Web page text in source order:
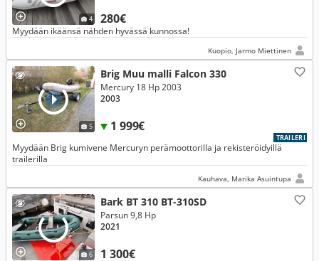
4 280€
Myydään ikäänsä nähden hyvässä kunnossa!
Kuopio, Jarmo Miettinen
5
Brig Muu malli Falcon 330
1 999€
Mercury 18 Hp 2003
2003
TRAILERI
Myydään Brig kumivene Mercuryn perämoottorilla ja rekisteröidyillä
trailerilla
Kauhava, Marika Asuintupa
6
Bark BT 310 BT-310SD
1 300€
Parsun 9,8 Hp
2021